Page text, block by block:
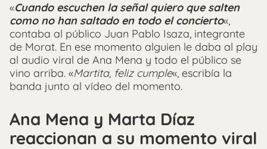
«Cuando escuchen la señal quiero que salten
como no han saltado en todo el concierto«,
contaba al público Juan Pablo Isaza, integrante
de Morat. En ese momento alguien le daba al play
al audio viral de Ana Mena y todo el público se
vino arriba. «Martita, feliz cumple«, escribía la
banda junto al vídeo del momento.
Ana Mena y Marta Díaz
reaccionan a su momento viral